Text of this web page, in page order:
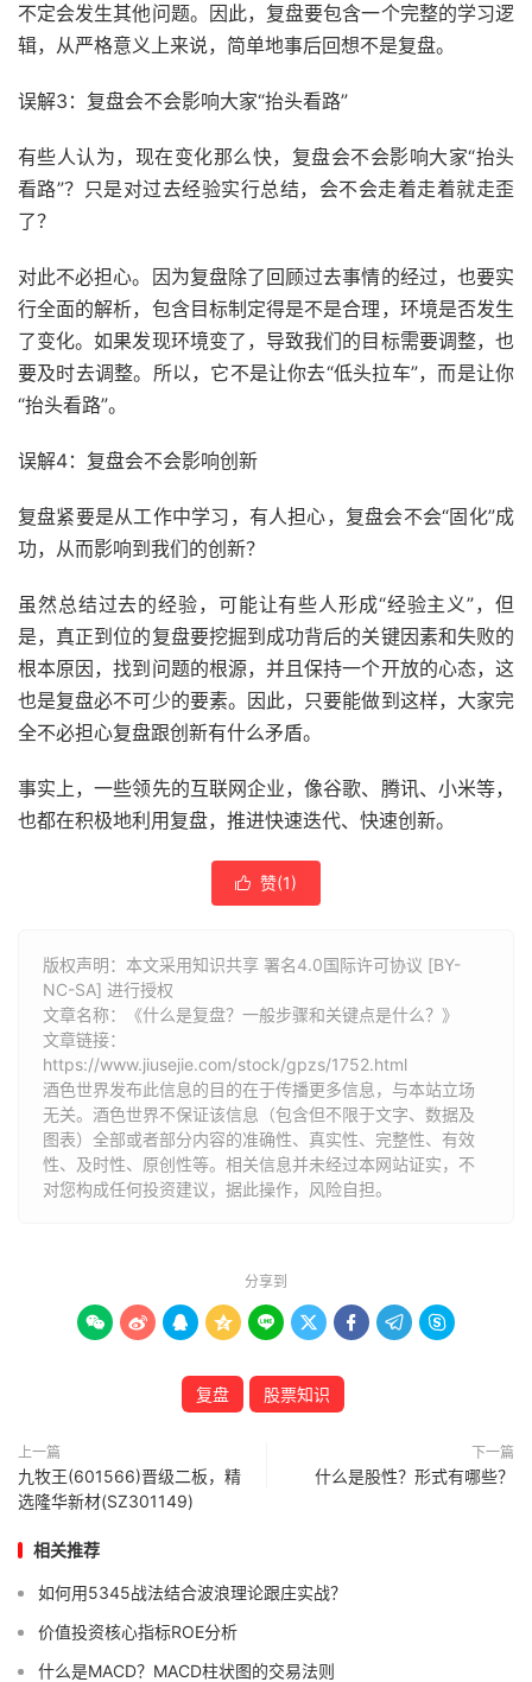
不定会发生其他问题。因此，复盘要包含一个完整的学习逻
辑，从严格意义上来说，简单地事后回想不是复盘。
误解3：复盘会不会影响大家“抬头看路”
有些人认为，现在变化那么快，复盘会不会影响大家“抬头
看路”？只是对过去经验实行总结，会不会走着走着就走歪
了？
对此不必担心。因为复盘除了回顾过去事情的经过，也要实
行全面的解析，包含目标制定得是不是合理，环境是否发生
了变化。如果发现环境变了，导致我们的目标需要调整，也
要及时去调整。所以，它不是让你去“低头拉车”，而是让你
“抬头看路”。
误解4：复盘会不会影响创新
复盘紧要是从工作中学习，有人担心，复盘会不会“固化”成
功，从而影响到我们的创新？
虽然总结过去的经验，可能让有些人形成“经验主义”，但
是，真正到位的复盘要挖掘到成功背后的关键因素和失败的
根本原因，找到问题的根源，并且保持一个开放的心态，这
也是复盘必不可少的要素。因此，只要能做到这样，大家完
全不必担心复盘跟创新有什么矛盾。
事实上，一些领先的互联网企业，像谷歌、腾讯、小米等，
也都在积极地利用复盘，推进快速迭代、快速创新。
 赞(1)
版权声明：本文采用知识共享 署名4.0国际许可协议 [BY-
NC-SA] 进行授权
文章名称：《什么是复盘？一般步骤和关键点是什么？》
文章链接：
https://www.jiusejie.com/stock/gpzs/1752.html
酒色世界发布此信息的目的在于传播更多信息，与本站立场
无关。酒色世界不保证该信息（包含但不限于文字、数据及
图表）全部或者部分内容的准确性、真实性、完整性、有效
性、及时性、原创性等。相关信息并未经过本网站证实，不
对您构成任何投资建议，据此操作，风险自担。
分享到
        
复盘 股票知识
上一篇
九牧王(601566)晋级二板，精
选隆华新材(SZ301149)
下一篇
什么是股性？形式有哪些？
相关推荐
如何用5345战法结合波浪理论跟庄实战？
价值投资核心指标ROE分析
什么是MACD？MACD柱状图的交易法则